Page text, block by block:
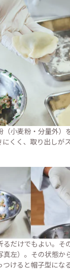
（小麦粉・分量外）
くく、取り出しが
るだけでもよい。そ
真左）。その状態か
けると帽子型にな